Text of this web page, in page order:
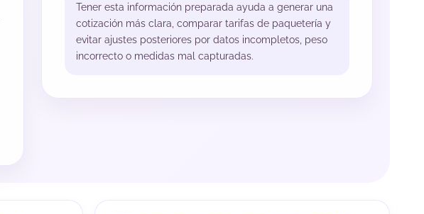
Tener esta información preparada ayuda a generar una
cotización más clara, comparar tarifas de paquetería y
evitar ajustes posteriores por datos incompletos, peso
incorrecto o medidas mal capturadas.